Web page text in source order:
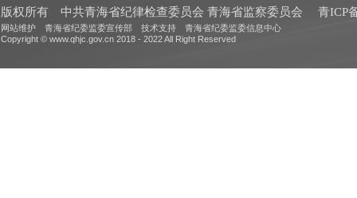
版权所有 中共青海省纪律检查委员会 青海省监察委员会
青ICP
网站维护 青海省纪委监委宣传部 技术支持 青海省纪委监委信息中心
Copyright © www.qhjc.gov.cn 2018 - 2022 All Right Reserved